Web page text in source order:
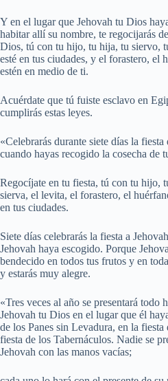
Y en el lugar que Jehovah tu Dios
habitar allí su nombre, te regocijarás
Dios, tú con tu hijo, tu hija, tu siervo,
esté en tus ciudades, y el forastero, el
estén en medio de ti.
Acuérdate que tú fuiste esclavo en
cumplirás estas leyes.
«Celebrarás durante siete días la
cuando hayas recogido la cosecha de
Regocíjate en tu fiesta, tú con tu hijo,
sierva, el levita, el forastero, el
en tus ciudades.
Siete días celebrarás la fiesta a
Jehovah haya escogido. Porque
bendecido en todos tus frutos y en
y estarás muy alegre.
«Tres veces al año se presentará todo
Jehovah tu Dios en el lugar que él
de los Panes sin Levadura, en la fiesta
fiesta de los Tabernáculos. Nadie se
Jehovah con las manos vacías;